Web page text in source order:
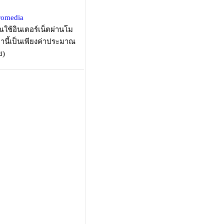
ช้อินเตอร์เน็ตผ่านโม
นี้เป็นเพียงค่าประมาณ
)